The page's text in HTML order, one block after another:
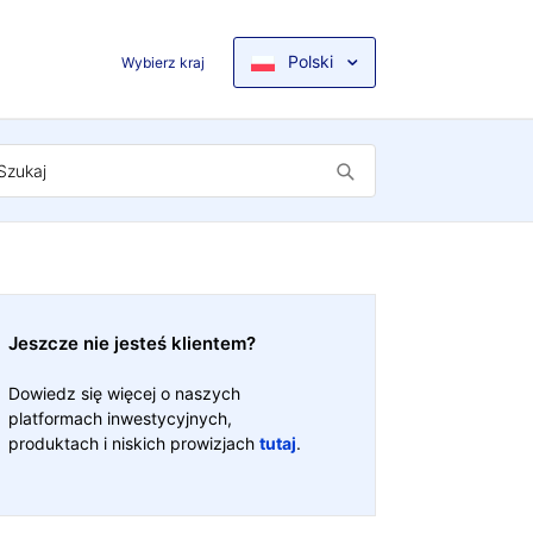
Wybierz kraj Polski
Jeszcze nie jesteś klientem?
Dowiedz się więcej o naszych
platformach inwestycyjnych,
produktach i niskich prowizjach tutaj.